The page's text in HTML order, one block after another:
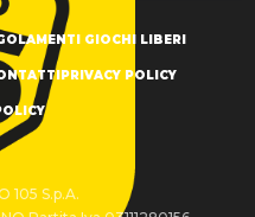
GIOCHI LIBERI
PRIVACY POLICY
105 S.p.A.